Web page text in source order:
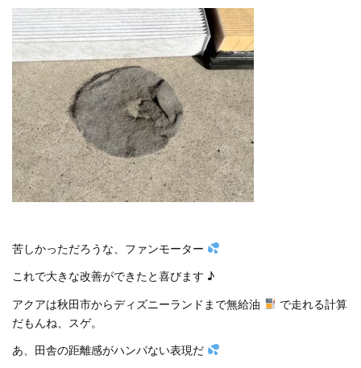
苦しかっただろうな、ファンモーター
これで大きな改善ができたと喜びます ♪
アクアは秋田市からディズニーランドまで無給油
で走れる計算
だもんね、スゲ。
あ、田舎の距離感がハンパない表現だ